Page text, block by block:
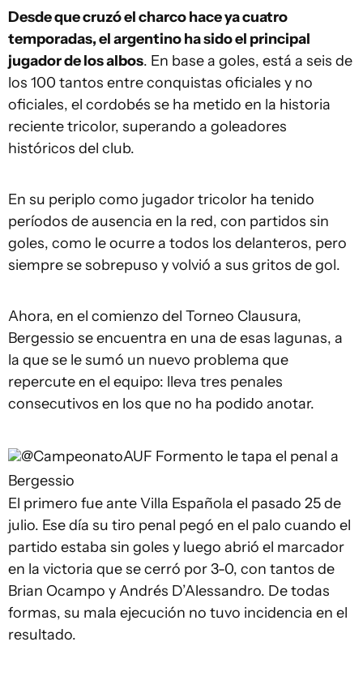
Desde que cruzó el charco hace ya cuatro
temporadas, el argentino ha sido el principal
jugador de los albos. En base a goles, está a seis de
los 100 tantos entre conquistas oficiales y no
oficiales, el cordobés se ha metido en la historia
reciente tricolor, superando a goleadores
históricos del club.
En su periplo como jugador tricolor ha tenido
períodos de ausencia en la red, con partidos sin
goles, como le ocurre a todos los delanteros, pero
siempre se sobrepuso y volvió a sus gritos de gol.
Ahora, en el comienzo del Torneo Clausura,
Bergessio se encuentra en una de esas lagunas, a
la que se le sumó un nuevo problema que
repercute en el equipo: lleva tres penales
consecutivos en los que no ha podido anotar.
@CampeonatoAUF Formento le tapa el penal a
Bergessio
El primero fue ante Villa Española el pasado 25 de
julio. Ese día su tiro penal pegó en el palo cuando el
partido estaba sin goles y luego abrió el marcador
en la victoria que se cerró por 3-0, con tantos de
Brian Ocampo y Andrés D’Alessandro. De todas
formas, su mala ejecución no tuvo incidencia en el
resultado.